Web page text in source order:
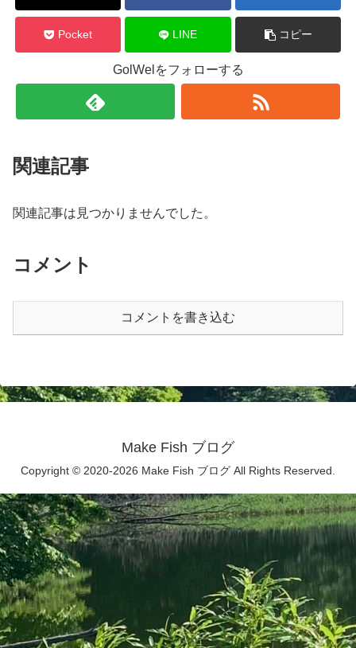
Pocket LINE コピー
GolWelをフォローする
関連記事
関連記事は見つかりませんでした。
コメント
コメントを書き込む
Make Fish ブログ
Copyright © 2020-2026 Make Fish ブログ All Rights Reserved.